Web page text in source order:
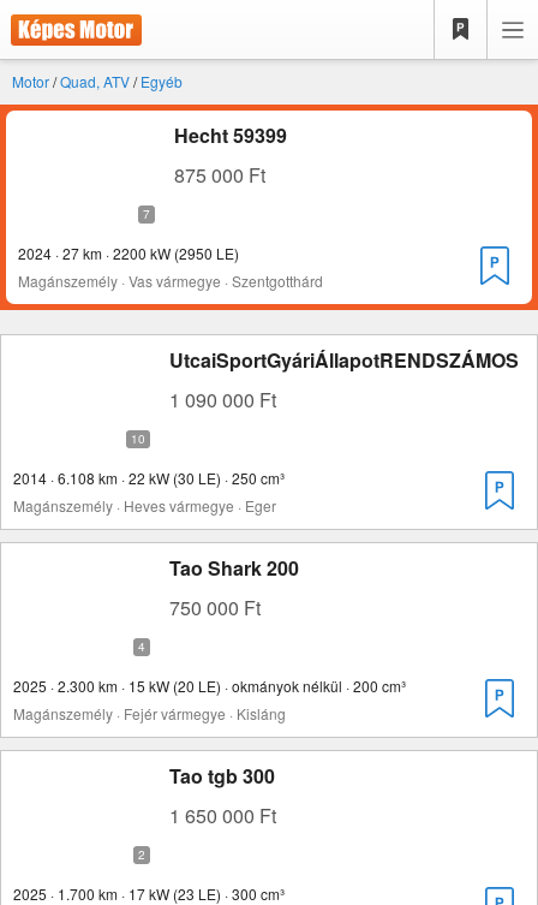
Motor/Quad, ATV/Egyéb
Hecht 59399
875 000 Ft
2024 · 27 km · 2200 kW (2950 LE)
Magánszemély · Vas vármegye · Szentgotthárd
UtcaiSportGyáriÁllapotRENDSZÁMOS
1 090 000 Ft
2014 · 6.108 km · 22 kW (30 LE) · 250 cm³
Magánszemély · Heves vármegye · Eger
Tao Shark 200
750 000 Ft
2025 · 2.300 km · 15 kW (20 LE) · okmányok nélkül · 200 cm³
Magánszemély · Fejér vármegye · Kisláng
Tao tgb 300
1 650 000 Ft
2025 · 1.700 km · 17 kW (23 LE) · 300 cm³